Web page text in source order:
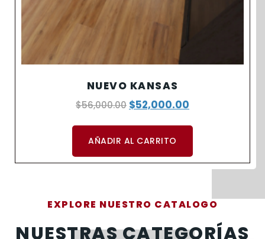
NUEVO KANSAS
$56,000.00 $52,000.00
AÑADIR AL CARRITO
EXPLORE NUESTRO CATALOGO
NUESTRAS CATEGORÍAS